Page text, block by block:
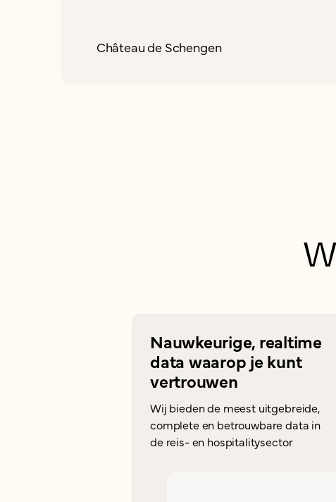
Château de Schengen
Nauwkeurige, realtime
data waarop je kunt
vertrouwen
Wij bieden de meest uitgebreide,
complete en betrouwbare data in
de reis- en hospitalitysector